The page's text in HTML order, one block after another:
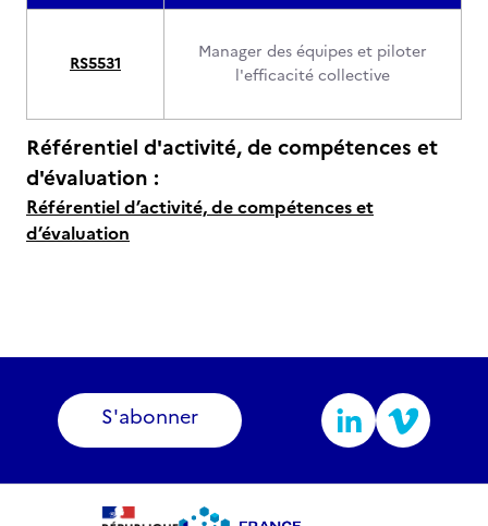
RS5531
Manager des équipes et piloter
l'efficacité collective
Référentiel d'activité, de compétences et
d'évaluation :
Référentiel d’activité, de compétences et
d’évaluation
S'abonner